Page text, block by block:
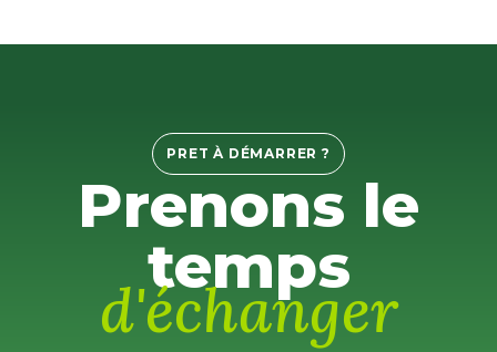
PRET À DÉMARRER ?
Prenons le
temps
d'échanger